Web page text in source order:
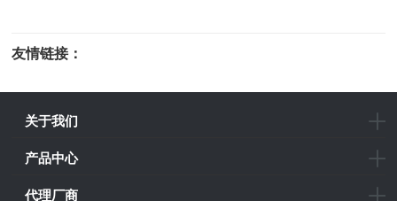
友情链接：
关于我们
产品中心
代理厂商